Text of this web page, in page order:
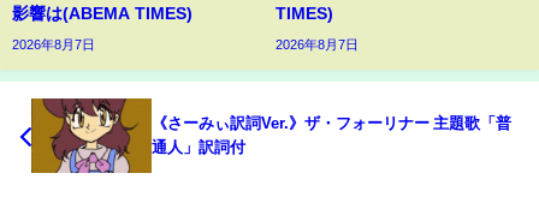
影響は(ABEMA TIMES)
2026年8月7日
TIMES)
2026年8月7日
《さーみぃ訳詞Ver.》ザ・フォーリナー 主題歌「普
通人」訳詞付